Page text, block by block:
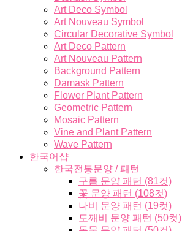
Art Deco Symbol
Art Nouveau Symbol
Circular Decorative Symbol
Art Deco Pattern
Art Nouveau Pattern
Background Pattern
Damask Pattern
Flower Plant Pattern
Geometric Pattern
Mosaic Pattern
Vine and Plant Pattern
Wave Pattern
한국어샵
한국전통문양 / 패턴
구름 문양 패턴 (81컷)
꽃 문양 패턴 (108컷)
나비 문양 패턴 (19컷)
도깨비 문양 패턴 (50컷)